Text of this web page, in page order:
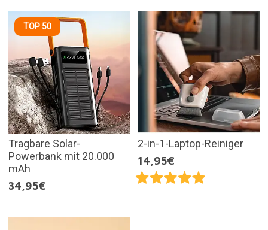
TOP 50
Tragbare Solar-
Powerbank mit 20.000
mAh
34,95€
2-in-1-Laptop-Reiniger
14,95€